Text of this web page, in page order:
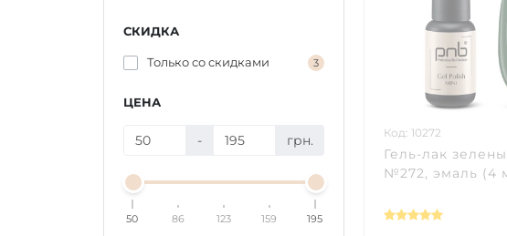
СКИДКА
Только со cкидками 3
ЦЕНА
- грн.
50 86 123 159 195
Код: 10272
Гель-лак
№272, эмаль (4